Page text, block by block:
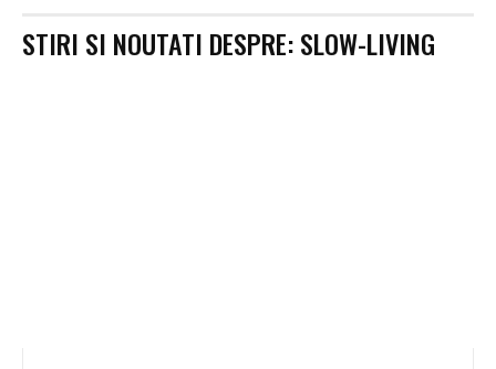
STIRI SI NOUTATI DESPRE:SLOW-LIVING